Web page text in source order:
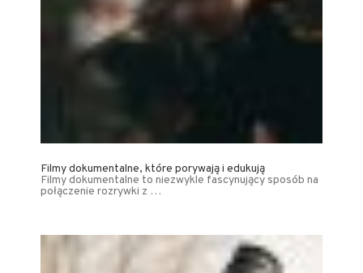
Filmy dokumentalne, które porywają i edukują
Filmy dokumentalne to niezwykle fascynujący sposób na
połączenie rozrywki z …